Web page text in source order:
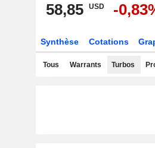
58,85 USD -
Synthèse Cotations
Tous Warrants Turbos